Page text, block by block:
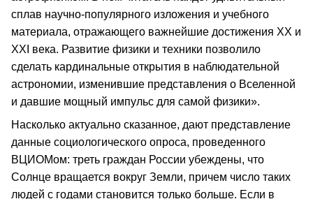
сплав научно-популярного изложения и учебного
материала, отражающего важнейшие достижения XX и
XXI века. Развитие физики и техники позволило
сделать кардинальные открытия в наблюдательной
астрономии, изменившие представления о Вселенной
и давшие мощный импульс для самой физики».
Насколько актуально сказанное, дают представление
данные социологического опроса, проведенного
ВЦИОМом: треть граждан России убеждены, что
Солнце вращается вокруг Земли, причем число таких
людей с годами становится только больше. Если в